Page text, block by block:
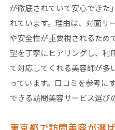
訪問美容 口コミに
安心して依頼でき
訪問美容 口コミ活
初めてでも安心な訪問
初めての訪問美容
訪問美容 東京で安
が徹底されていて安心できた
れています。理由は、対面サ
や安全性が重要視されるため
望を丁寧にヒアリングし、利
て対応してくれる美容師が多
っています。口コミを参考に
できる訪問美容サービス選び
東京都で訪問美容が選